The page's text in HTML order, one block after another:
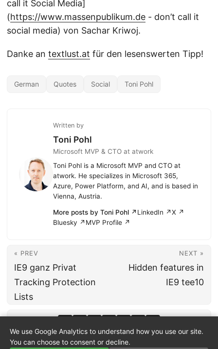
call it Social Media]
(https://www.massenpublikum.de - don’t call it
social media) von Sachar Kriwoj.
Danke an textlust.at für den lesenswerten Tipp!
German Quotes Social Toni Pohl
Written by
Toni Pohl
Microsoft MVP & CTO at atwork
Toni Pohl is a Microsoft MVP and CTO at
atwork. He specializes in Microsoft 365,
Azure, Power Platform, and AI, and is based in
Vienna, Austria.
More posts by Toni Pohl ↗LinkedIn ↗X ↗
Bluesky ↗ MVP Profile ↗
« PREV
IE9 ganz Privat
Tracking Protection
Lists
NEXT »
Hidden features in
IE9 tee10
We use Google Analytics to understand how you use our site.
You can choose to consent or decline.